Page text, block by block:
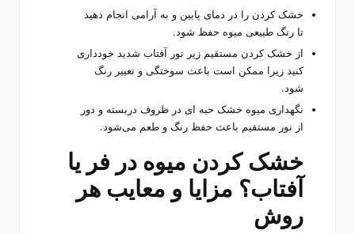
خشک کردن را در دمای پایین و به آرامی انجام دهید
تا رنگ طبیعی میوه حفظ شود.
از خشک کردن مستقیم زیر نور آفتاب شدید خودداری
کنید زیرا ممکن است باعث سوختگی و تغییر رنگ
شود.
نگهداری میوه خشک حبه ای در ظروف دربسته و دور
از نور مستقیم باعث حفظ رنگ و طعم می‌شود.
خشک کردن میوه در فر یا
آفتاب؟ مزایا و معایب هر
روش